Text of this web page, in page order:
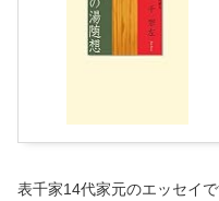
表千家14代家元のエッセイ